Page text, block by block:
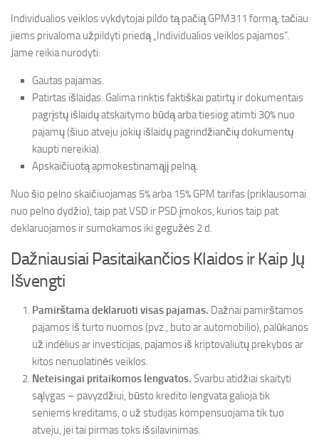
Individualios veiklos vykdytojai pildo tą pačią GPM311 formą, tačiau
jiems privaloma užpildyti priedą „Individualios veiklos pajamos“.
Jame reikia nurodyti:
Gautas pajamas.
Patirtas išlaidas. Galima rinktis faktiškai patirtų ir dokumentais
pagrįstų išlaidų atskaitymo būdą arba tiesiog atimti 30% nuo
pajamų (šiuo atveju jokių išlaidų pagrindžiančių dokumentų
kaupti nereikia).
Apskaičiuotą apmokestinamąjį pelną.
Nuo šio pelno skaičiuojamas 5% arba 15% GPM tarifas (priklausomai
nuo pelno dydžio), taip pat VSD ir PSD įmokos, kurios taip pat
deklaruojamos ir sumokamos iki gegužės 2 d.
Dažniausiai Pasitaikančios Klaidos ir Kaip Jų
Išvengti
Pamirštama deklaruoti visas pajamas. Dažnai pamirštamos
pajamos iš turto nuomos (pvz., buto ar automobilio), palūkanos
už indėlius ar investicijas, pajamos iš kriptovaliutų prekybos ar
kitos nenuolatinės veiklos.
Neteisingai pritaikomos lengvatos. Svarbu atidžiai skaityti
sąlygas – pavyzdžiui, būsto kredito lengvata galioja tik
seniems kreditams, o už studijas kompensuojama tik tuo
atveju, jei tai pirmas toks išsilavinimas.